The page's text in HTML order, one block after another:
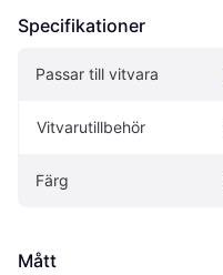
Specifikationer
Passar till vitvara
Vitvarutillbehör
Färg
Mått